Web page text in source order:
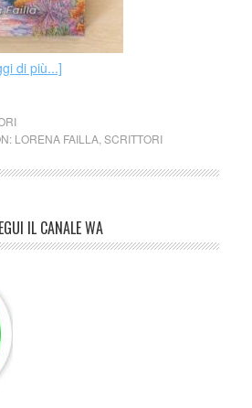
di più...]
LORENA FAILLA, SCRITTORI
IL CANALE WA